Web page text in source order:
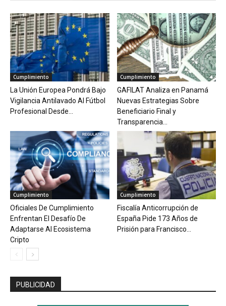
Cumplimiento
La Unión Europea Pondrá Bajo
Vigilancia Antilavado Al Fútbol
Profesional Desde...
Cumplimiento
GAFILAT Analiza en Panamá
Nuevas Estrategias Sobre
Beneficiario Final y
Transparencia...
Cumplimiento
Oficiales De Cumplimiento
Enfrentan El Desafío De
Adaptarse Al Ecosistema
Cripto
Cumplimiento
Fiscalía Anticorrupción de
España Pide 173 Años de
Prisión para Francisco...
PUBLICIDAD